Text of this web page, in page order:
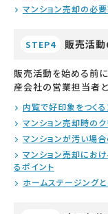
マンション売却の必
STEP4 販売活
販売活動を始める前
産会社の営業担当者と
内覧で好印象をつく
マンション売却時の
マンションが汚い場
マンション売却にお
るポイント
ホームステージング